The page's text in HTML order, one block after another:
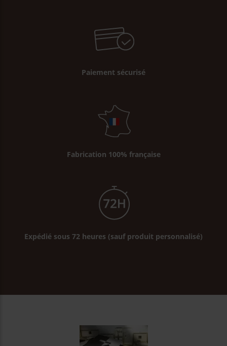
Paiement sécurisé
Fabrication 100% française
Expédié sous 72 heures (sauf produit personnalisé)